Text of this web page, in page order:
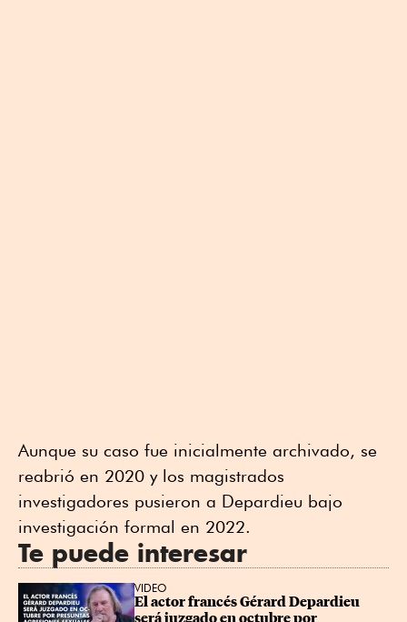
Aunque su caso fue inicialmente archivado, se
reabrió en 2020 y los magistrados
investigadores pusieron a Depardieu bajo
investigación formal en 2022.
Te puede interesar
VIDEO
El actor francés Gérard Depardieu